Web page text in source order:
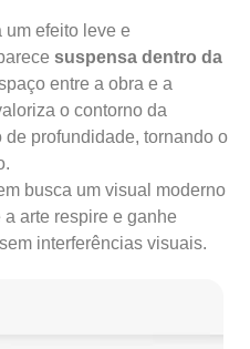
um efeito leve e
suspensa dentro da
entre a obra e a
o contorno da
profundidade, tornando o
busca um visual moderno
arte respire e ganhe
interferências visuais.